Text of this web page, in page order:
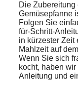
Die
Gemüsepfanne
Folgen Sie
für-Schritt-
in kürzester Zeit
Mahlzeit auf
Wenn Sie sich
kocht, haben
Anleitung und